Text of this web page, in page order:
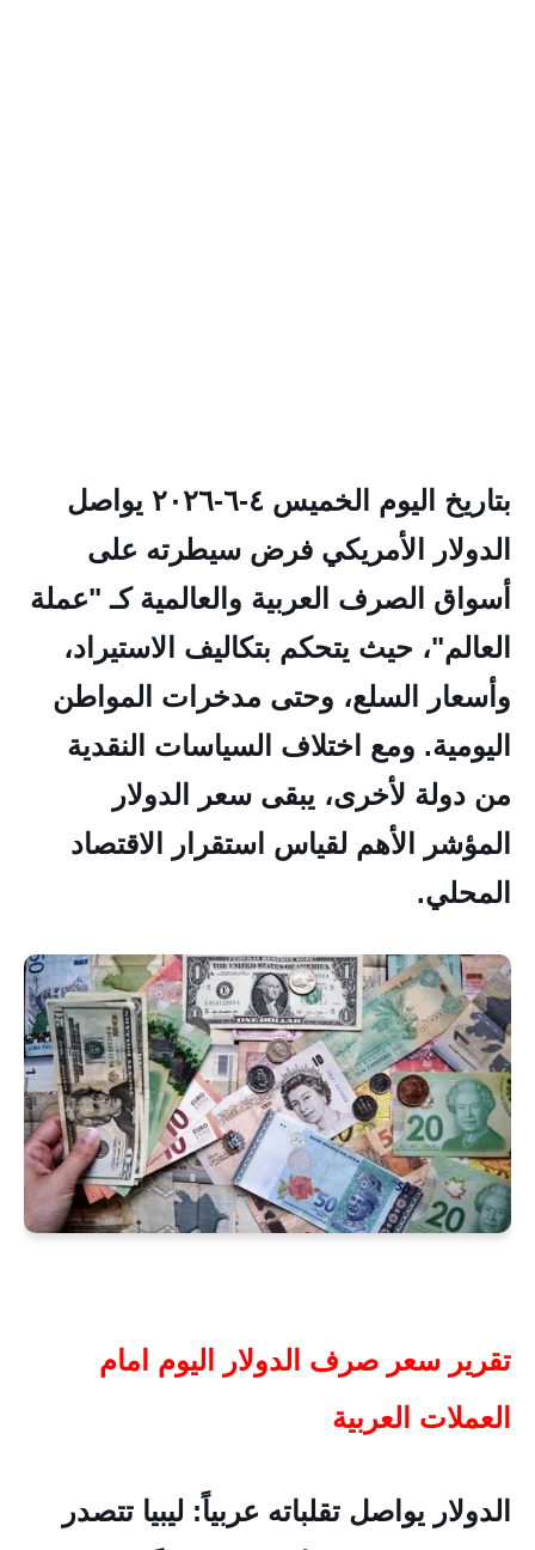
بتاريخ اليوم الخميس ٤-٦-٢٠٢٦ يواصل
الدولار الأمريكي فرض سيطرته على
أسواق الصرف العربية والعالمية كـ "عملة
العالم"، حيث يتحكم بتكاليف الاستيراد،
وأسعار السلع، وحتى مدخرات المواطن
اليومية. ومع اختلاف السياسات النقدية
من دولة لأخرى، يبقى سعر الدولار
المؤشر الأهم لقياس استقرار الاقتصاد
المحلي.
تقرير سعر صرف الدولار اليوم امام
العملات العربية
الدولار يواصل تقلباته عربياً: ليبيا تتصدر